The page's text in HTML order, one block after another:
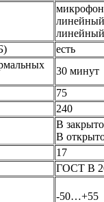
есть
30 минут
75
240
В
В
17
ГОСТ В
-50…+55